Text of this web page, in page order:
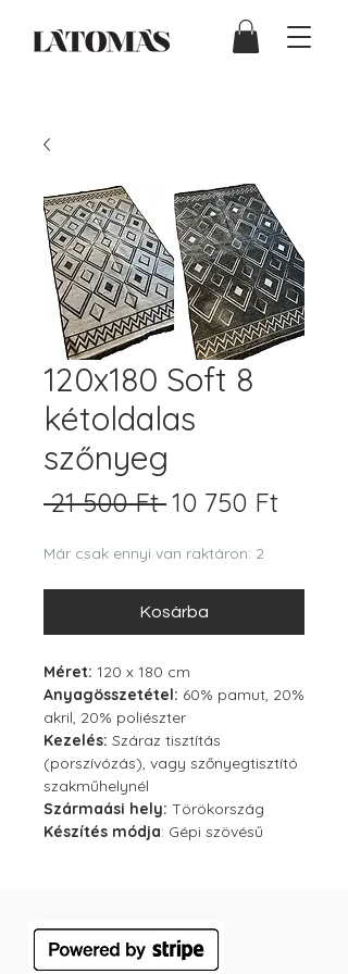
120x180 Soft 8
kétoldalas
szőnyeg
21 500 Ft Szokásos
10 750 FtAkciós
Már csak ennyi van raktáron: 2
Kosárba
Méret: 120 x 180 cm
Anyagösszetétel: 60% pamut, 20%
akril, 20% poliészter
Kezelés: Száraz tisztítás
(porszívózás), vagy szőnyegtisztító
szakműhelynél
Szármaási hely: Törökország
Készítés módja: Gépi szövésű